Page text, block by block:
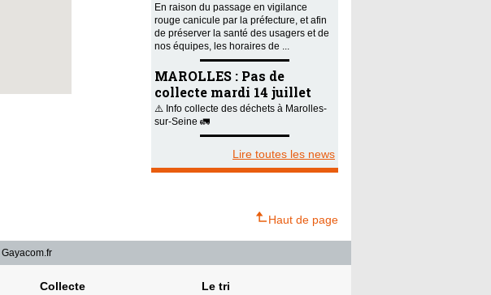
En raison du passage en vigilance
rouge canicule par la préfecture, et afin
de préserver la santé des usagers et de
nos équipes, les horaires de ...
MAROLLES : Pas de
collecte mardi 14 juillet
⚠️ Info collecte des déchets à Marolles-
sur-Seine 🚛
Lire toutes les news
Haut de page
Gayacom.fr
Collecte Le tri